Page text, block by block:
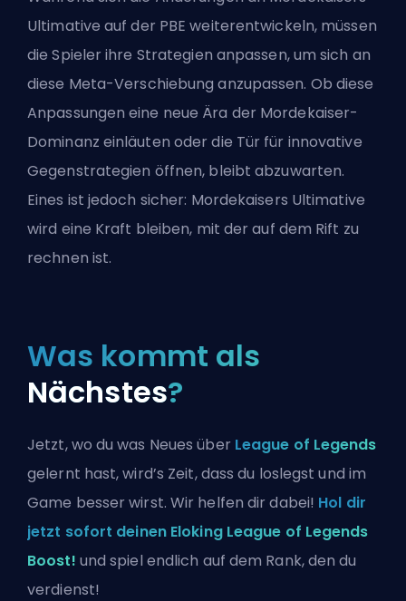
Ultimative auf der PBE weiterentwickeln, müssen
die Spieler ihre Strategien anpassen, um sich an
diese Meta-Verschiebung anzupassen. Ob diese
Anpassungen eine neue Ära der Mordekaiser-
Dominanz einläuten oder die Tür für innovative
Gegenstrategien öffnen, bleibt abzuwarten.
Eines ist jedoch sicher: Mordekaisers Ultimative
wird eine Kraft bleiben, mit der auf dem Rift zu
rechnen ist.
Was kommt als
Nächstes?
Jetzt, wo du was Neues über League of Legends
gelernt hast, wird’s Zeit, dass du loslegst und im
Game besser wirst. Wir helfen dir dabei! Hol dir
jetzt sofort deinen Eloking League of Legends
Boost! und spiel endlich auf dem Rank, den du
verdienst!